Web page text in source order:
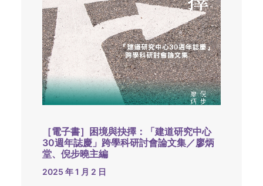
［電子書］困境與抉擇：「建道研究中心
30週年誌慶」跨學科研討會論文集／廖炳
堂、倪步曉主編
2025 年 1 月 2 日